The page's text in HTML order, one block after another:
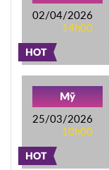
HOT
02/04/2026
14h00
HOT
Mỹ
25/03/2026
10h00